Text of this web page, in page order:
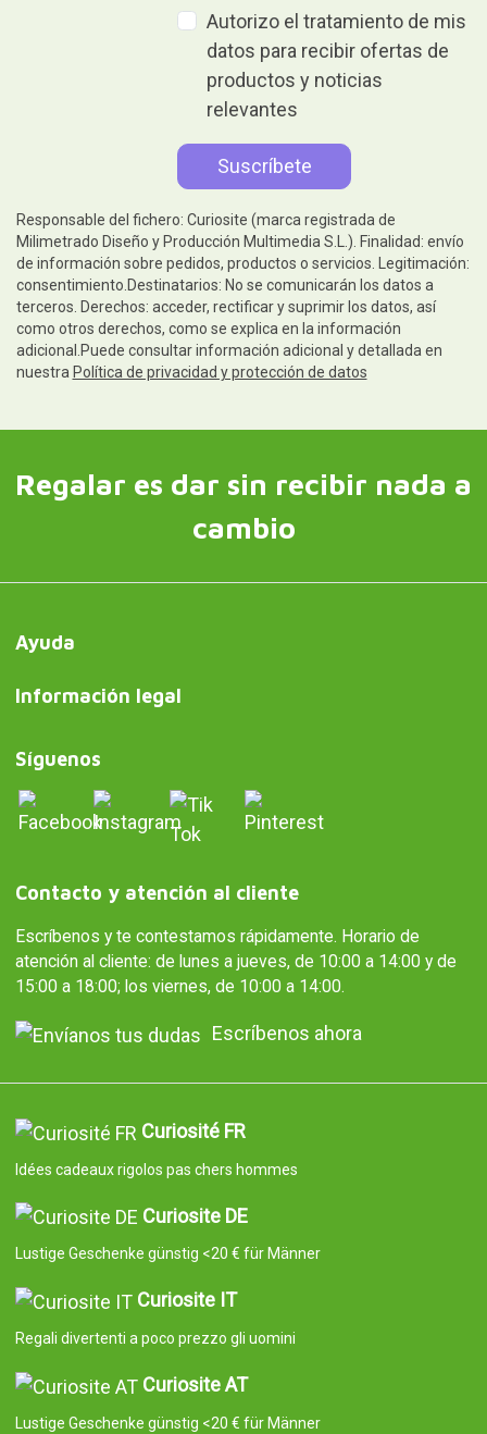
Autorizo el tratamiento de mis
datos para recibir ofertas de
productos y noticias
relevantes
Responsable del fichero: Curiosite (marca registrada de
Milimetrado Diseño y Producción Multimedia S.L.). Finalidad: envío
de información sobre pedidos, productos o servicios. Legitimación:
consentimiento.Destinatarios: No se comunicarán los datos a
terceros. Derechos: acceder, rectificar y suprimir los datos, así
como otros derechos, como se explica en la información
adicional.Puede consultar información adicional y detallada en
nuestra Política de privacidad y protección de datos
Regalar es dar sin recibir nada a
cambio
Ayuda
Información legal
Síguenos
Contacto y atención al cliente
Escríbenos y te contestamos rápidamente. Horario de
atención al cliente: de lunes a jueves, de 10:00 a 14:00 y de
15:00 a 18:00; los viernes, de 10:00 a 14:00.
Escríbenos ahora
Curiosité FR
Idées cadeaux rigolos pas chers hommes
Curiosite DE
Lustige Geschenke günstig <20 € für Männer
Curiosite IT
Regali divertenti a poco prezzo gli uomini
Curiosite AT
Lustige Geschenke günstig <20 € für Männer